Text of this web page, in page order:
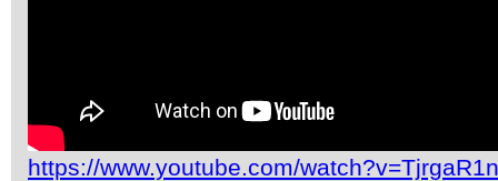
https://www.youtube.com/